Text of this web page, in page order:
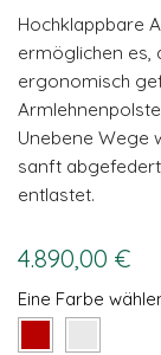
Hochklappbare
ermöglichen es,
ergonomisch
Unebene Wege
sanft
entlastet.
4.890,00 €
Eine Farbe
gesetzt, die für
den Betrieb der
Webseite
zwingend
erforderlich
sind und somit
dem
berechtigten
Interesse
DSGVO